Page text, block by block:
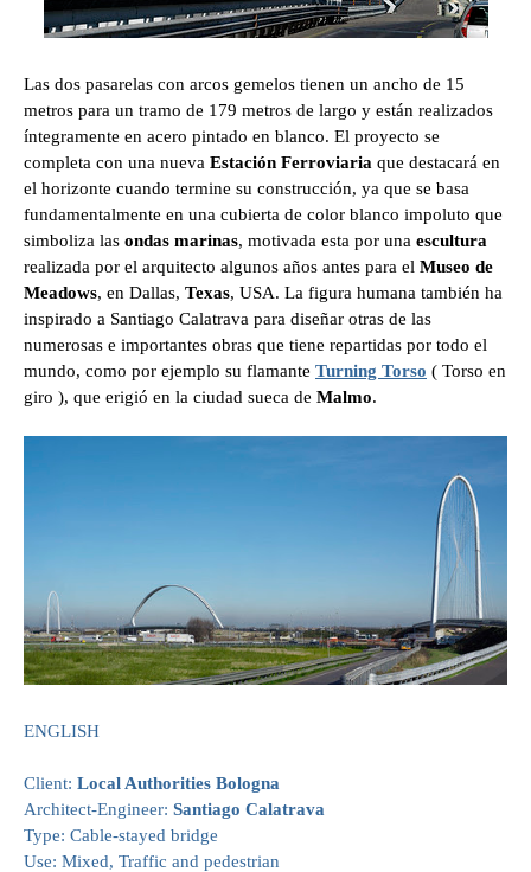
Las dos pasarelas con arcos gemelos tienen un ancho de 15
metros para un tramo de 179 metros de largo y están realizados
íntegramente en acero pintado en blanco. El proyecto se
completa con una nueva Estación Ferroviaria que destacará en
el horizonte cuando termine su construcción, ya que se basa
fundamentalmente en una cubierta de color blanco impoluto que
simboliza las ondas marinas, motivada esta por una escultura
realizada por el arquitecto algunos años antes para el Museo de
Meadows, en Dallas, Texas, USA. La figura humana también ha
inspirado a Santiago Calatrava para diseñar otras de las
numerosas e importantes obras que tiene repartidas por todo el
mundo, como por ejemplo su flamante Turning Torso ( Torso en
giro ), que erigió en la ciudad sueca de Malmo.
ENGLISH
Client: Local Authorities Bologna
Architect-Engineer: Santiago Calatrava
Type: Cable-stayed bridge
Use: Mixed, Traffic and pedestrian